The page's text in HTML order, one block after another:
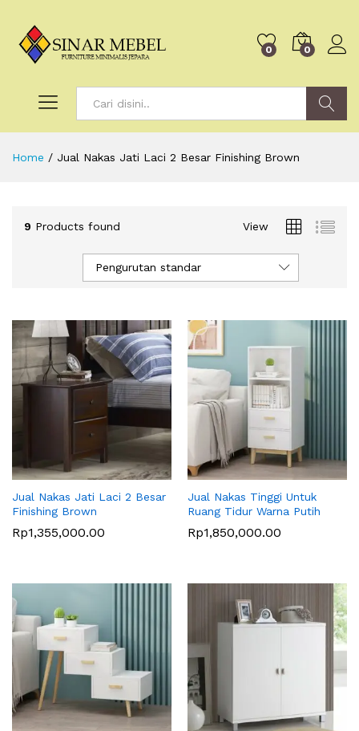
0 0
Search
Home / Jual Nakas Jati Laci 2 Besar Finishing Brown
9 Products found View
Pengurutan standar
Jual Nakas Jati Laci 2 Besar
Finishing Brown
Rp1,355,000.00
Jual Nakas Tinggi Untuk
Ruang Tidur Warna Putih
Rp1,850,000.00